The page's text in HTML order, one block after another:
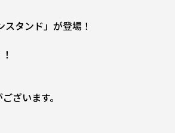
タンド」が登場！
ざいます。